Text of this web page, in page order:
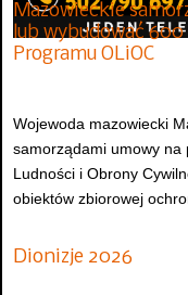
Mazowieckie
lub wybudować
Programu OLiOC
Wojewoda mazowiecki
samorządami umowy na
Ludności i Obrony
obiektów zbiorowej
Dionizje 2026